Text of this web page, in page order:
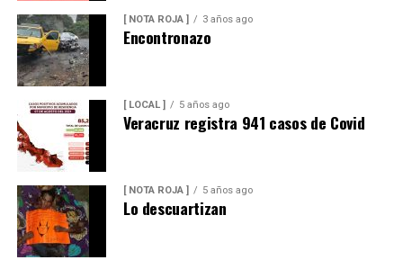
[ NOTA ROJA ] 3 años ago
Encontronazo
[ LOCAL ] 5 años ago
Veracruz registra 941 casos de Covid
[ NOTA ROJA ] 5 años ago
Lo descuartizan